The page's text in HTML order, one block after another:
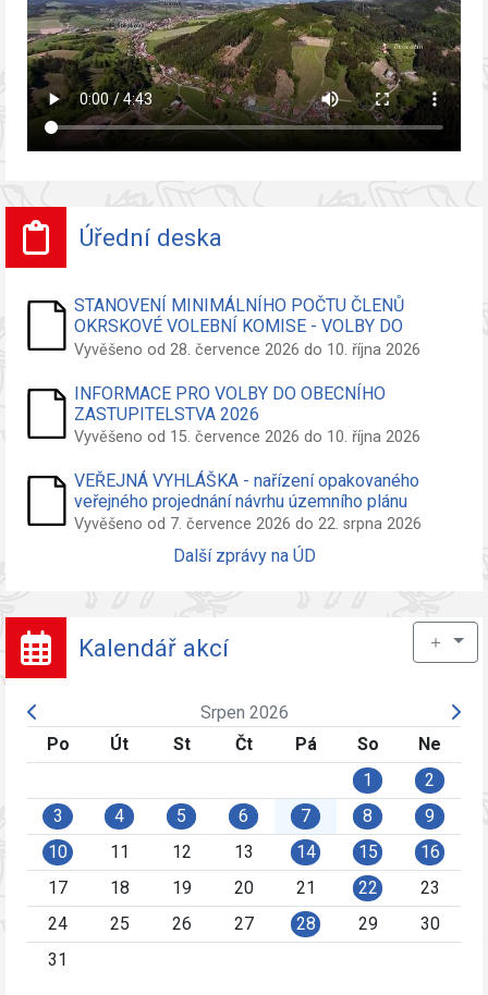
Úřední deska
STANOVENÍ MINIMÁLNÍHO POČTU ČLENŮ
OKRSKOVÉ VOLEBNÍ KOMISE - VOLBY DO
ZASTUPITELSTVA OBCE
Vyvěšeno od 28. července 2026 do 10. října 2026
INFORMACE PRO VOLBY DO OBECNÍHO
ZASTUPITELSTVA 2026
Vyvěšeno od 15. července 2026 do 10. října 2026
VEŘEJNÁ VYHLÁŠKA - nařízení opakovaného
veřejného projednání návrhu územního plánu
Vyvěšeno od 7. července 2026 do 22. srpna 2026
Další zprávy na ÚD
Kalendář akcí ＋
Srpen 2026
Po
Út St Čt Pá So
Ne
1
2
3
4 5 6 7 8
9
10
11 12 13 14 15
16
17
18 19 20 21 22
23
24
25 26 27 28 29
30
31